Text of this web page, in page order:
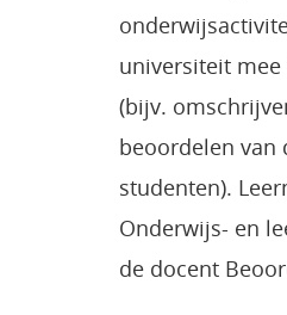
universiteit
(bijv.
beoordelen van
studenten).
Onderwijs- en
de docent